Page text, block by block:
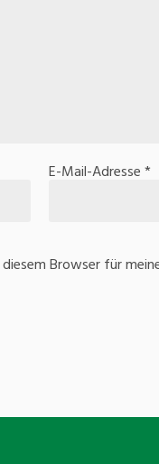
E-Mail-Adresse*
Browser für